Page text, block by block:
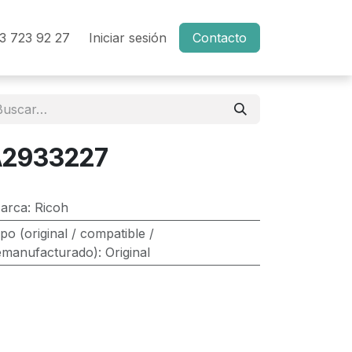
723 92 27 Iniciar sesión Contacto
: Ricoh
(original / compatible /
: Original